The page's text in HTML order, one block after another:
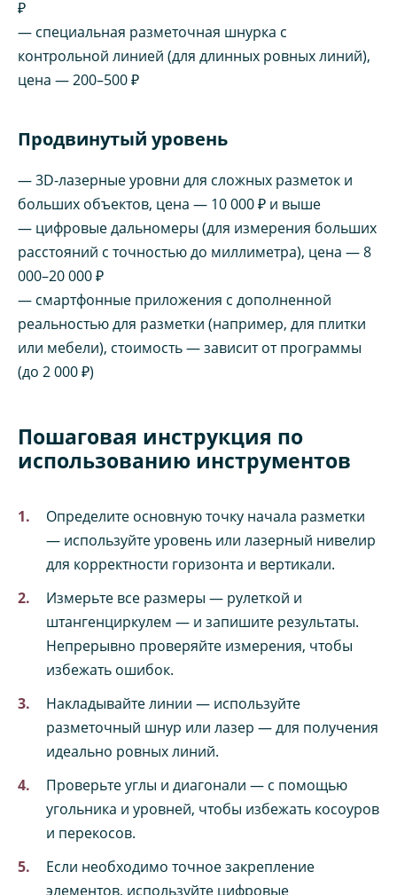
₽
— специальная разметочная шнурка с
контрольной линией (для длинных ровных линий),
цена — 200–500 ₽
Продвинутый уровень
— 3D-лазерные уровни для сложных разметок и
больших объектов, цена — 10 000 ₽ и выше
— цифровые дальномеры (для измерения больших
расстояний с точностью до миллиметра), цена — 8
000–20 000 ₽
— смартфонные приложения с дополненной
реальностью для разметки (например, для плитки
или мебели), стоимость — зависит от программы
(до 2 000 ₽)
Пошаговая инструкция по
использованию инструментов
Определите основную точку начала разметки
— используйте уровень или лазерный нивелир
для корректности горизонта и вертикали.
Измерьте все размеры — рулеткой и
штангенциркулем — и запишите результаты.
Непрерывно проверяйте измерения, чтобы
избежать ошибок.
Накладывайте линии — используйте
разметочный шнур или лазер — для получения
идеально ровных линий.
Проверьте углы и диагонали — с помощью
угольника и уровней, чтобы избежать косоуров
и перекосов.
Если необходимо точное закрепление
элементов, используйте цифровые